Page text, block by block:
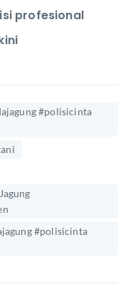
profesional
#polisicinta
#polisicinta